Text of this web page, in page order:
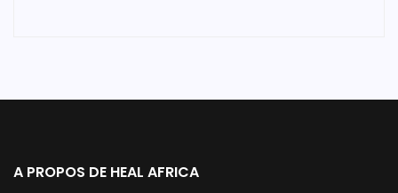
A PROPOS DE HEAL AFRICA